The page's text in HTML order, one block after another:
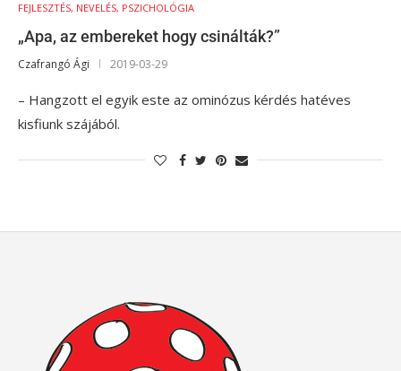
FEJLESZTÉS, NEVELÉS, PSZICHOLÓGIA
„Apa, az embereket hogy csinálták?”
Czafrangó Ági 2019-03-29
– Hangzott el egyik este az ominózus kérdés hatéves
kisfiunk szájából.